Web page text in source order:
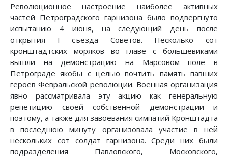
Революционное настроение наиболее активных
частей Петроградского гарнизона было подвергнуто
испытанию 4 июня, на следующий день после
открытия I съезда Советов. Несколько сот
кронштадтских моряков во главе с большевиками
вышли на демонстрацию на Марсовом поле в
Петрограде якобы с целью почтить память павших
героев Февральской революции. Военная организация
явно рассматривала эту акцию как генеральную
репетицию своей собственной демонстрации и
поэтому, а также для завоевания симпатий Кронштадта
в последнюю минуту организовала участие в ней
нескольких сот солдат гарнизона. Среди них были
подразделения Павловского, Московского,